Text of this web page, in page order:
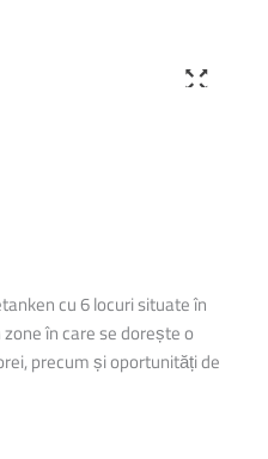
cu 6 locuri situate în
în care se dorește o
precum și oportunități de